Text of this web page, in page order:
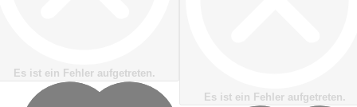
Es ist ein Fehler aufgetreten.
Es ist ein Fehler aufgetreten.